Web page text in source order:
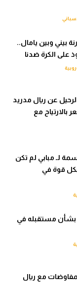
بيني وبين يامال..
على الكرة ضدنا
عن ريال مدريد
بالارتياح مع
لـ مبابي لم تكن
قوة في
بشأن مستقبله في
مع ريال